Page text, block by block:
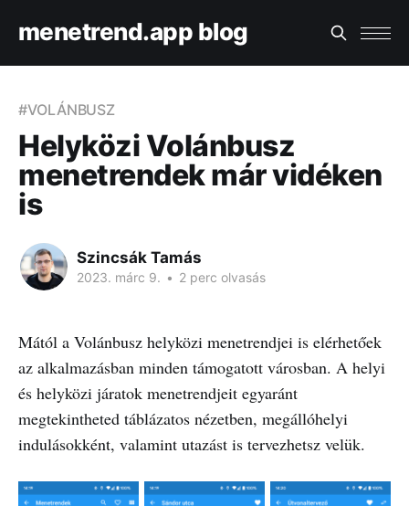
menetrend.app blog
#VOLÁNBUSZ
Helyközi Volánbusz
menetrendek már vidéken
is
Szincsák Tamás
2023. márc 9. • 2 perc olvasás
Mától a Volánbusz helyközi menetrendjei is elérhetőek
az alkalmazásban minden támogatott városban. A helyi
és helyközi járatok menetrendjeit egyaránt
megtekintheted táblázatos nézetben, megállóhelyi
indulásokként, valamint utazást is tervezhetsz velük.